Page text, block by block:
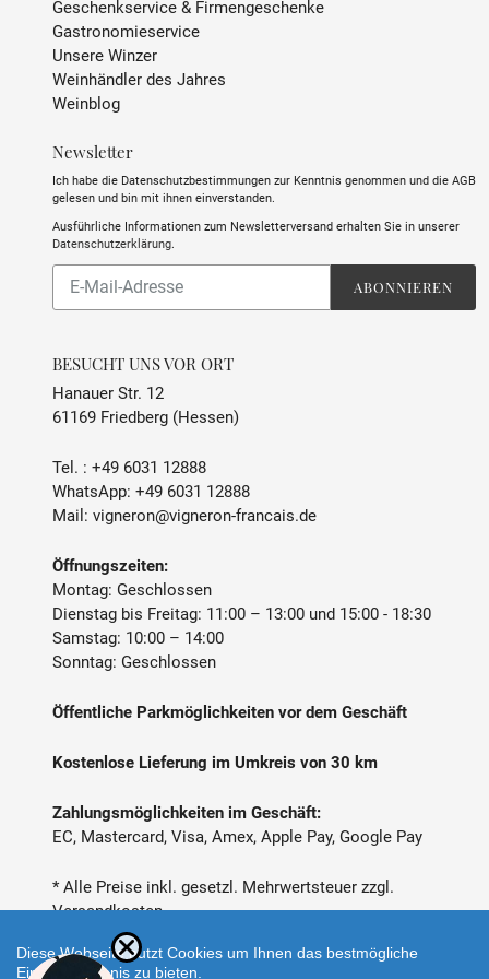
ABFÜLLER / IMPORTEUR
Geschenkservice & Firmengeschenke
Gastronomieservice
Unsere Winzer
Weinhändler des Jahres
Weinblog
Newsletter
Ich habe die Datenschutzbestimmungen zur Kenntnis genommen und die AGB
gelesen und bin mit ihnen einverstanden.
Ausführliche Informationen zum Newsletterversand erhalten Sie in unserer
Datenschutzerklärung.
unsere
ABONNIEREN
BESUCHT UNS VOR ORT
Hanauer Str. 12
61169 Friedberg (Hessen)
Tel. : +49 6031 12888
WhatsApp: +49 6031 12888
Mail: vigneron@vigneron-francais.de
Öffnungszeiten:
Montag: Geschlossen
Dienstag bis Freitag: 11:00 – 13:00 und 15:00 - 18:30
Samstag: 10:00 – 14:00
Sonntag: Geschlossen
Öffentliche Parkmöglichkeiten vor dem Geschäft
Kostenlose Lieferung im Umkreis von 30 km
Zahlungsmöglichkeiten im Geschäft:
EC, Mastercard, Visa, Amex, Apple Pay, Google Pay
* Alle Preise inkl. gesetzl. Mehrwertsteuer zzgl.
Versandkosten
Diese Webseite nutzt Cookies um Ihnen das bestmögliche
Einkaufserlebnis zu bieten.